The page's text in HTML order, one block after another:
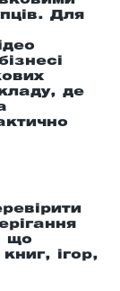
Для
де
що
ігор,